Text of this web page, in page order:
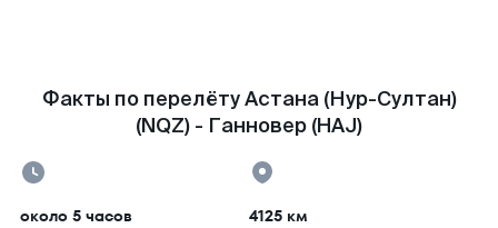
Факты по перелёту Астана (Нур-Султан)
(NQZ) - Ганновер (HAJ)
около 5 часов 4125 км